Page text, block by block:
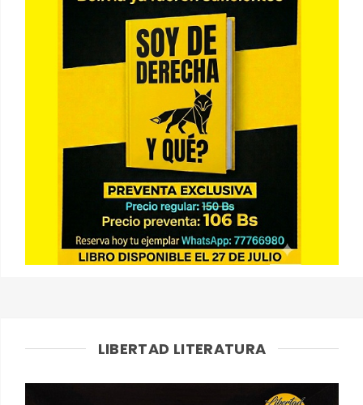
LIBERTAD LITERATURA